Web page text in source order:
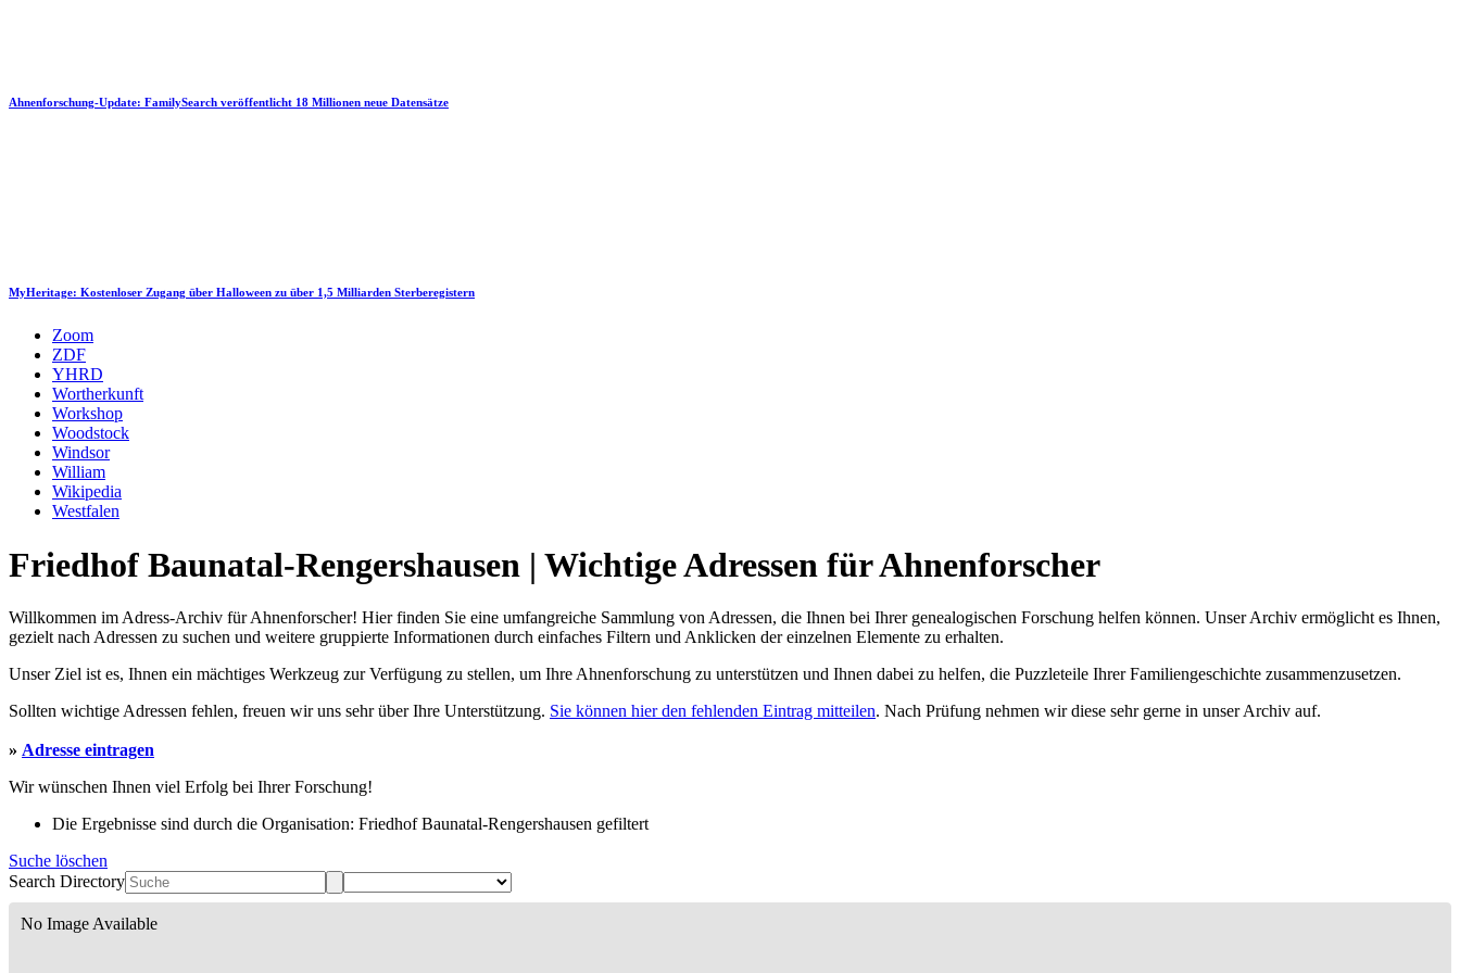
Ahnenforschung-Update: FamilySearch veröffentlicht 18 Millionen neue Datensätze
MyHeritage: Kostenloser Zugang über Halloween zu über 1,5 Milliarden Sterberegistern
Zoom
ZDF
YHRD
Wortherkunft
Workshop
Woodstock
Windsor
William
Wikipedia
Westfalen
Friedhof Baunatal-Rengershausen | Wichtige Adressen für Ahnenforscher
Willkommen im Adress-Archiv für Ahnenforscher! Hier finden Sie eine umfangreiche Sammlung von Adressen, die Ihnen bei Ihrer genealogischen Forschung helfen können. Unser Archiv ermöglicht es Ihnen,
gezielt nach Adressen zu suchen und weitere gruppierte Informationen durch einfaches Filtern und Anklicken der einzelnen Elemente zu erhalten.
Unser Ziel ist es, Ihnen ein mächtiges Werkzeug zur Verfügung zu stellen, um Ihre Ahnenforschung zu unterstützen und Ihnen dabei zu helfen, die Puzzleteile Ihrer Familiengeschichte zusammenzusetzen.
Sollten wichtige Adressen fehlen, freuen wir uns sehr über Ihre Unterstützung. Sie können hier den fehlenden Eintrag mitteilen. Nach Prüfung nehmen wir diese sehr gerne in unser Archiv auf.
» Adresse eintragen
Wir wünschen Ihnen viel Erfolg bei Ihrer Forschung!
Die Ergebnisse sind durch die Organisation: Friedhof Baunatal-Rengershausen gefiltert
Suche löschen
Search Directory
No Image Available